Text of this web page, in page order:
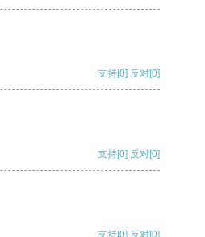
支持[0] 反对[0]
支持[0] 反对[0]
支持[0] 反对[0]